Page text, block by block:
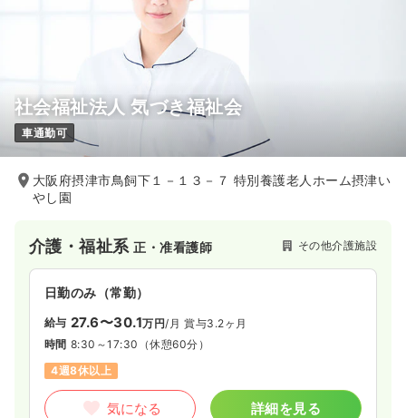
社会福祉法人 気づき福祉会
車通勤可
大阪府摂津市鳥飼下１－１３－７ 特別養護老人ホーム摂津い
やし園
介護・福祉系正・准看護師 その他介護施設
日勤のみ（常勤）
給与 27.6〜30.1万円/月 賞与3.2ヶ月
時間 8:30～17:30 （休憩60分）
4週8休以上
気になる 詳細を見る